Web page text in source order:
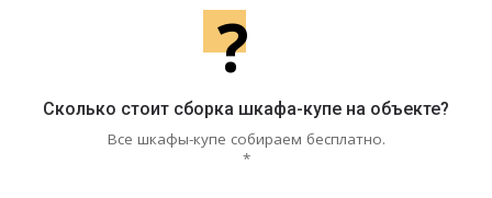
?
Сколько стоит сборка шкафа-купе на объекте?
Все шкафы-купе собираем бесплатно.
*